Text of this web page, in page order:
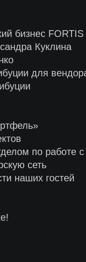
бизнес FORTIS
Куклина
для
по работе
сеть
наших гостей